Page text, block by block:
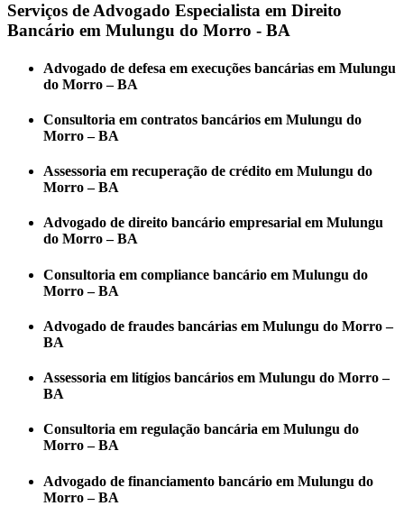
Serviços de Advogado Especialista em Direito
Bancário em Mulungu do Morro - BA
Advogado de defesa em execuções bancárias em Mulungu
do Morro – BA
Consultoria em contratos bancários em Mulungu do
Morro – BA
Assessoria em recuperação de crédito em Mulungu do
Morro – BA
Advogado de direito bancário empresarial em Mulungu
do Morro – BA
Consultoria em compliance bancário em Mulungu do
Morro – BA
Advogado de fraudes bancárias em Mulungu do Morro –
BA
Assessoria em litígios bancários em Mulungu do Morro –
BA
Consultoria em regulação bancária em Mulungu do
Morro – BA
Advogado de financiamento bancário em Mulungu do
Morro – BA